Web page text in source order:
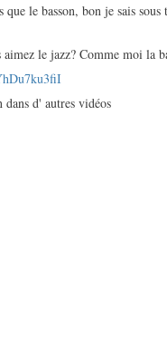
le basson, bon je sais
le jazz? Comme moi la
d' autres vidéos